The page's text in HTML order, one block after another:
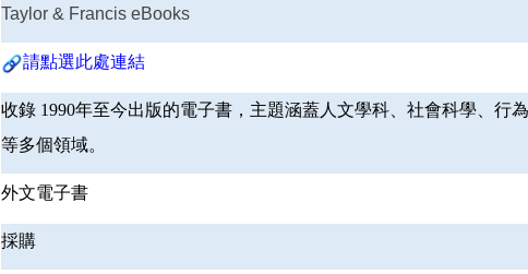
Taylor & Francis eBooks
請點選此處連結
收錄 1990年至今出版的電子書，主題涵蓋人文學科、社會科學、行
等多個領域。
外文電子書
採購